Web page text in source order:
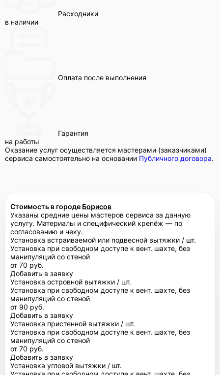
Расходники
в наличии
Оплата после выполнения
Гарантия
на работы
Оказание услуг осуществляется мастерами (заказчиками)
сервиса самостоятельно на основании Публичного договора.
Стоимость в городе Борисов
Указаны средние цены мастеров сервиса за данную
услугу. Материалы и специфический крепёж — по
согласованию и чеку.
Установка встраиваемой или подвесной вытяжки / шт.
Установка при свободном доступе к вент. шахте, без
манипуляций со стеной
от 70 руб.
Добавить в заявку
Установка островной вытяжки / шт.
Установка при свободном доступе к вент. шахте, без
манипуляций со стеной
от 90 руб.
Добавить в заявку
Установка пристенной вытяжки / шт.
Установка при свободном доступе к вент. шахте, без
манипуляций со стеной
от 70 руб.
Добавить в заявку
Установка угловой вытяжки / шт.